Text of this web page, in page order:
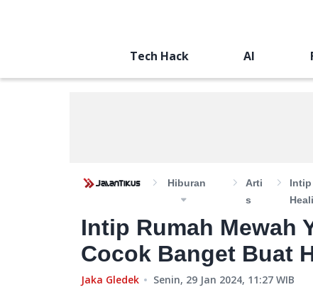
Tech Hack AI
Hiburan
Arti
S
Intip
Intip Rumah Mewah
Cocok Banget Buat
Jaka Gledek Senin, 29 Jan 2024, 11:27 WIB